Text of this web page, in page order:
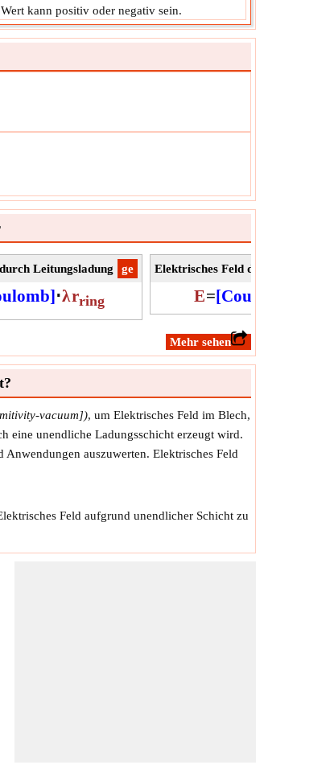
kann positiv oder negativ sein.
​ge
Leitungsladung
⋅λrring
Elektrisches Feld durch
E=[Coulomb]
​Mehr sehen
vacuum]), um Elektrisches Feld im Blech,
eine unendliche Ladungsschicht erzeugt wird.
auszuwerten. Elektrisches Feld
Feld aufgrund unendlicher Schicht zu